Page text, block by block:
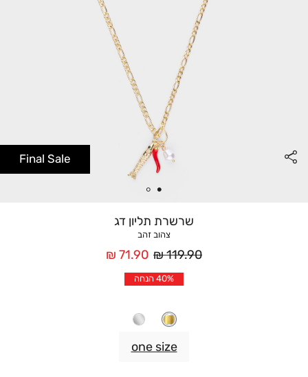
שרשרת תליון דג
צהוב זהב
מחיר
אחרי
הנחה
71.90 ₪
מחיר
רגיל
119.90 ₪
40% הנחה
one size
Final Sale